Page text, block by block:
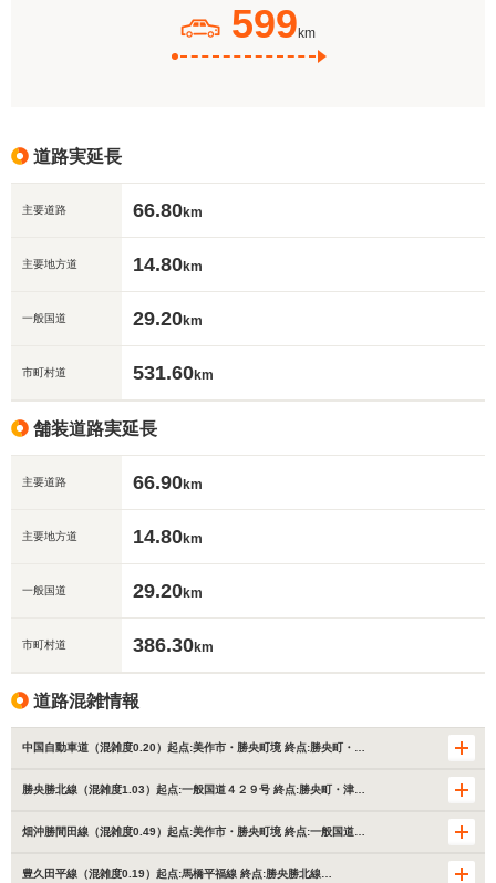
599 km
道路実延長
主要道路 66.80km
主要地方道 14.80km
一般国道 29.20km
市町村道 531.60km
舗装道路実延長
主要道路 66.90km
主要地方道 14.80km
一般国道 29.20km
市町村道 386.30km
道路混雑情報
中国自動車道（混雑度0.20）起点:美作市・勝央町境 終点:勝央町・…
勝央勝北線（混雑度1.03）起点:一般国道４２９号 終点:勝央町・津…
畑沖勝間田線（混雑度0.49）起点:美作市・勝央町境 終点:一般国道…
豊久田平線（混雑度0.19）起点:馬橋平福線 終点:勝央勝北線…